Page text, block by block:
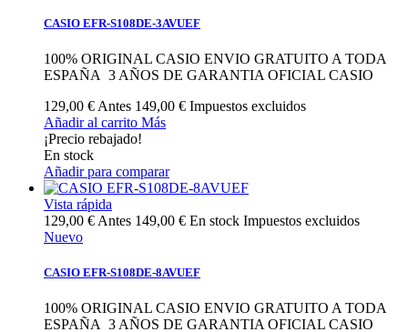
CASIO EFR-S108DE-3AVUEF
100% ORIGINAL CASIO ENVIO GRATUITO A TODA
ESPAÑA 3 AÑOS DE GARANTIA OFICIAL CASIO
129,00 € Antes 149,00 € Impuestos excluidos
Añadir al carrito Más
¡Precio rebajado!
En stock
Añadir para comparar
Vista rápida
129,00 € Antes 149,00 € En stock Impuestos excluidos
Nuevo
CASIO EFR-S108DE-8AVUEF
100% ORIGINAL CASIO ENVIO GRATUITO A TODA
ESPAÑA 3 AÑOS DE GARANTIA OFICIAL CASIO